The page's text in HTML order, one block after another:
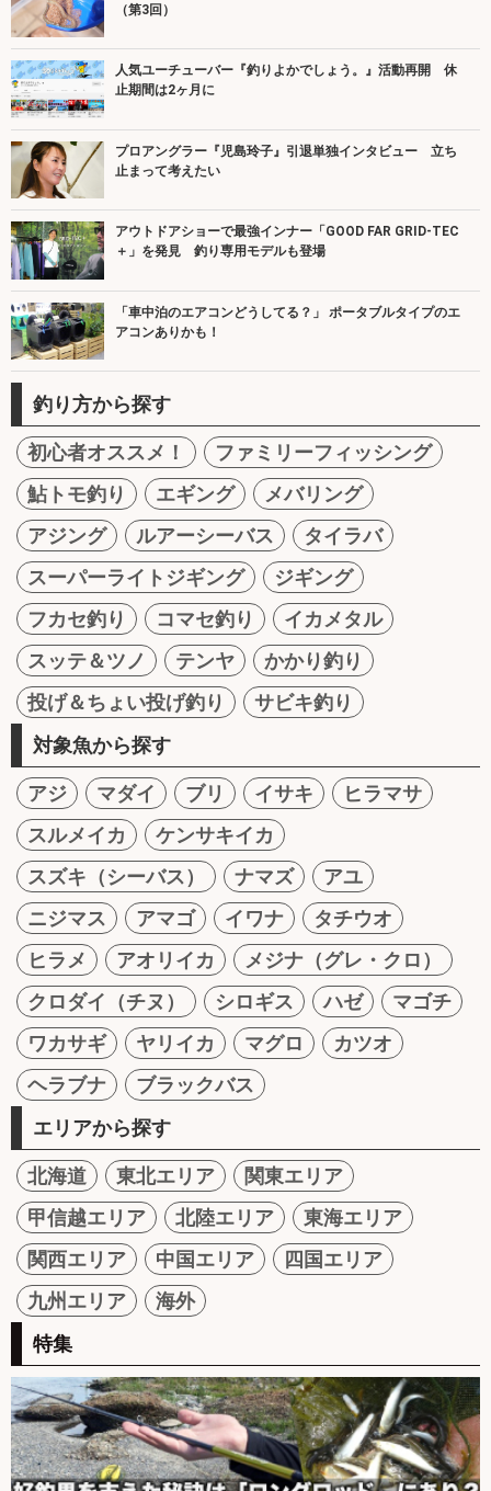
（第3回）
人気ユーチューバー『釣りよかでしょう。』活動再開 休
止期間は2ヶ月に
プロアングラー『児島玲子』引退単独インタビュー 立ち
止まって考えたい
アウトドアショーで最強インナー「GOOD FAR GRID-TEC
＋」を発見 釣り専用モデルも登場
「車中泊のエアコンどうしてる？」 ポータブルタイプのエ
アコンありかも！
釣り方から探す
初心者オススメ！
ファミリーフィッシング
鮎トモ釣り
エギング
メバリング
アジング
ルアーシーバス
タイラバ
スーパーライトジギング
ジギング
フカセ釣り
コマセ釣り
イカメタル
スッテ＆ツノ
テンヤ
かかり釣り
投げ＆ちょい投げ釣り
サビキ釣り
対象魚から探す
アジ マダイ ブリ イサキ
ヒラマサ
スルメイカ
ケンサキイカ
スズキ（シーバス）
ナマズ
アユ
ニジマス
アマゴ イワナ
タチウオ
ヒラメ
アオリイカ
メジナ（グレ・クロ）
クロダイ（チヌ）
シロギス ハゼ
マゴチ
ワカサギ
ヤリイカ マグロ
カツオ
ヘラブナ
ブラックバス
エリアから探す
北海道 東北エリア
関東エリア
甲信越エリア
北陸エリア
東海エリア
関西エリア
中国エリア
四国エリア
九州エリア
海外
特集